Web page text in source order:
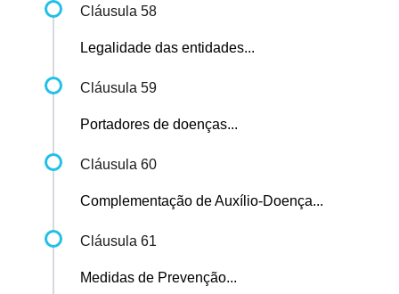
Cláusula 58
Legalidade das entidades...
Cláusula 59
Portadores de doenças...
Cláusula 60
Complementação de Auxílio-Doença...
Cláusula 61
Medidas de Prevenção...